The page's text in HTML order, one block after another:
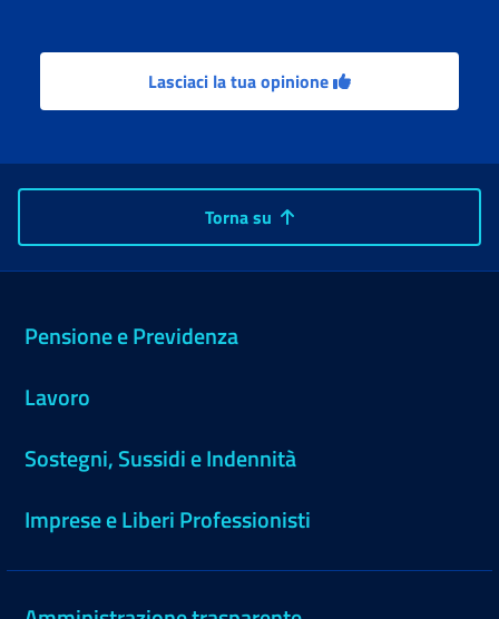
Lasciaci la tua opinione
Torna su
Pensione e Previdenza
Lavoro
Sostegni, Sussidi e Indennità
Imprese e Liberi Professionisti